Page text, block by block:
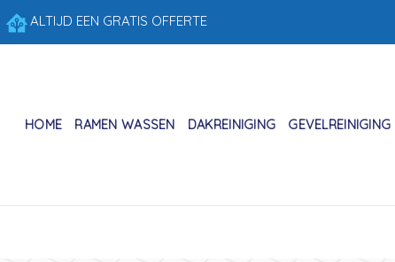
ALTIJD EEN GRATIS OFFERTE
HOME RAMEN WASSEN DAKREINIGING GEVELREINIGING